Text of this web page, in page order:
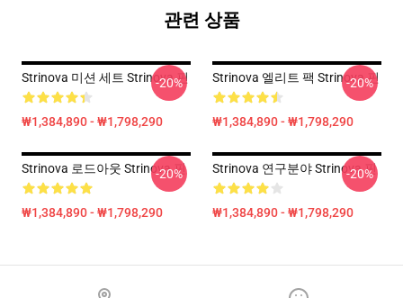
관련 상품
Strinova 미션 세트 Strinova 핀
₩1,384,890 - ₩1,798,290
-20% Strinova 엘리트 팩 Strinova 핀
₩1,384,890 - ₩1,798,290
-20%
Strinova 로드아웃 Strinova 핀
₩1,384,890 - ₩1,798,290
-20% Strinova 연구분야 Strinova 핀
₩1,384,890 - ₩1,798,290
-20%